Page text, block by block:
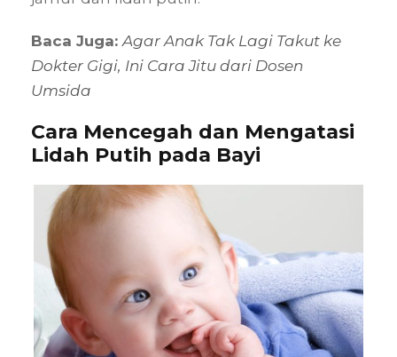
Baca Juga:Agar Anak Tak Lagi Takut ke
Dokter Gigi, Ini Cara Jitu dari Dosen
Umsida
Cara Mencegah dan Mengatasi
Lidah Putih pada Bayi